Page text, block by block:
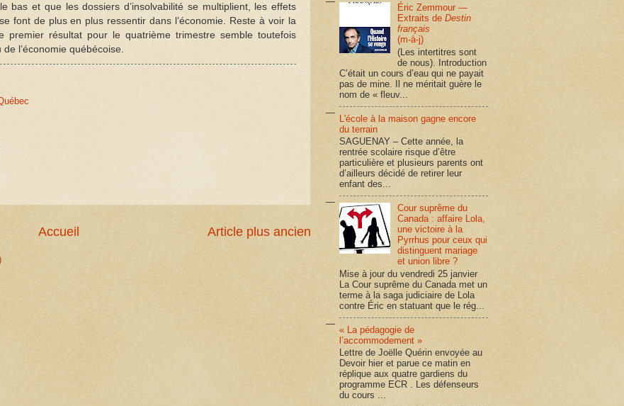
bas et que les dossiers d’insolvabilité se multiplient, les effets
font de plus en plus ressentir dans l’économie. Reste à voir la
premier résultat pour le quatrième trimestre semble toutefois
l’économie québécoise.
Article plus ancien
Accueil
Éric Zemmour —
Extraits deDestin
français
(m-à-j)
(Les intertitres sont
de nous). Introduction
C’était un cours d’eau qui ne payait
pas de mine. Il ne méritait guère le
nom de « fleuv...
L'école à la maison gagne encore
du terrain
SAGUENAY – Cette année, la
rentrée scolaire risque d’être
particulière et plusieurs parents ont
d’ailleurs décidé de retirer leur
enfant des...
Cour suprême du
Canada : affaire Lola,
une victoire à la
Pyrrhus pour ceux qui
distinguent mariage
et union libre ?
Mise à jour du vendredi 25 janvier
La Cour suprême du Canada met un
terme à la saga judiciaire de Lola
contre Éric en statuant que le rég...
« La pédagogie de
l’accommodement »
Lettre de Joëlle Quérin envoyée au
Devoir hier et parue ce matin en
réplique aux quatre gardiens du
programme ECR . Les défenseurs
du cours ...